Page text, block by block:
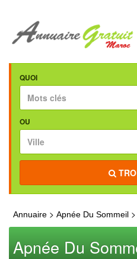
QUOI
OU
Annuaire > Apnée Du Sommeil >
Apnée Du